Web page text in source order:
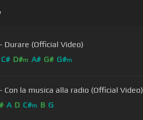
Durare (Official Video)
C# D#m A# G# G#m
Con la musica alla radio (Official Video)
A D C#m B G